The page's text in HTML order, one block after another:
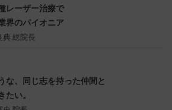
レーザー治療で
界のパイオニア
典 総院長
な、同じ志を持った仲間と
たい。